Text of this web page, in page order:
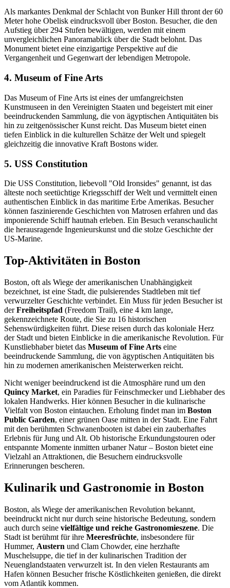
Als markantes Denkmal der Schlacht von Bunker Hill thront der 60
Meter hohe Obelisk eindrucksvoll über Boston. Besucher, die den
Aufstieg über 294 Stufen bewältigen, werden mit einem
unvergleichlichen Panoramablick über die Stadt belohnt. Das
Monument bietet eine einzigartige Perspektive auf die
Vergangenheit und Gegenwart der lebendigen Metropole.
4. Museum of Fine Arts
Das Museum of Fine Arts ist eines der umfangreichsten
Kunstmuseen in den Vereinigten Staaten und begeistert mit einer
beeindruckenden Sammlung, die von ägyptischen Antiquitäten bis
hin zu zeitgenössischer Kunst reicht. Das Museum bietet einen
tiefen Einblick in die kulturellen Schätze der Welt und spiegelt
gleichzeitig die innovative Kraft Bostons wider.
5. USS Constitution
Die USS Constitution, liebevoll "Old Ironsides" genannt, ist das
älteste noch seetüchtige Kriegsschiff der Welt und vermittelt einen
authentischen Einblick in das maritime Erbe Amerikas. Besucher
können faszinierende Geschichten von Matrosen erfahren und das
imponierende Schiff hautnah erleben. Ein Besuch veranschaulicht
die herausragende Ingenieurskunst und die stolze Geschichte der
US-Marine.
Top-Aktivitäten in Boston
Boston, oft als Wiege der amerikanischen Unabhängigkeit
bezeichnet, ist eine Stadt, die pulsierendes Stadtleben mit tief
verwurzelter Geschichte verbindet. Ein Muss für jeden Besucher ist
derFreiheitspfad (Freedom Trail), eine 4 km lange,
gekennzeichnete Route, die Sie zu 16 historischen
Sehenswürdigkeiten führt. Diese reisen durch das koloniale Herz
der Stadt und bieten Einblicke in die amerikanische Revolution. Für
Kunstliebhaber bietet das Museum of Fine Arts eine
beeindruckende Sammlung, die von ägyptischen Antiquitäten bis
hin zu modernen amerikanischen Meisterwerken reicht.
Nicht weniger beeindruckend ist die Atmosphäre rund um den
Quincy Market, ein Paradies für Feinschmecker und Liebhaber des
lokalen Handwerks. Hier können Besucher in die kulinarische
Vielfalt von Boston eintauchen. Erholung findet man im Boston
Public Garden, einer grünen Oase mitten in der Stadt. Eine Fahrt
mit den berühmten Schwanenbooten ist dabei ein zauberhaftes
Erlebnis für Jung und Alt. Ob historische Erkundungstouren oder
entspannte Momente inmitten urbaner Natur – Boston bietet eine
Vielzahl an Attraktionen, die Besuchern eindrucksvolle
Erinnerungen bescheren.
Kulinarik und Gastronomie in Boston
Boston, als Wiege der amerikanischen Revolution bekannt,
beeindruckt nicht nur durch seine historische Bedeutung, sondern
auch durch seine vielfältige und reiche Gastronomieszene. Die
Stadt ist berühmt für ihre Meeresfrüchte, insbesondere für
Hummer, Austern und Clam Chowder, eine herzhafte
Muschelsuppe, die tief in der kulinarischen Tradition der
Neuenglandstaaten verwurzelt ist. In den vielen Restaurants am
Hafen können Besucher frische Köstlichkeiten genießen, die direkt
vom Atlantik kommen.